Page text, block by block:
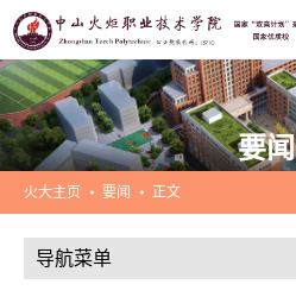
要闻
火大主页 要闻 正文
导航菜单